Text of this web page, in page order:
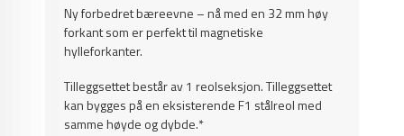
Ny forbedret bæreevne – nå med en 32 mm høy
forkant som er perfekt til magnetiske
hylleforkanter.
Tilleggsettet består av 1 reolseksjon. Tilleggsettet
kan bygges på en eksisterende F1 stålreol med
samme høyde og dybde.*